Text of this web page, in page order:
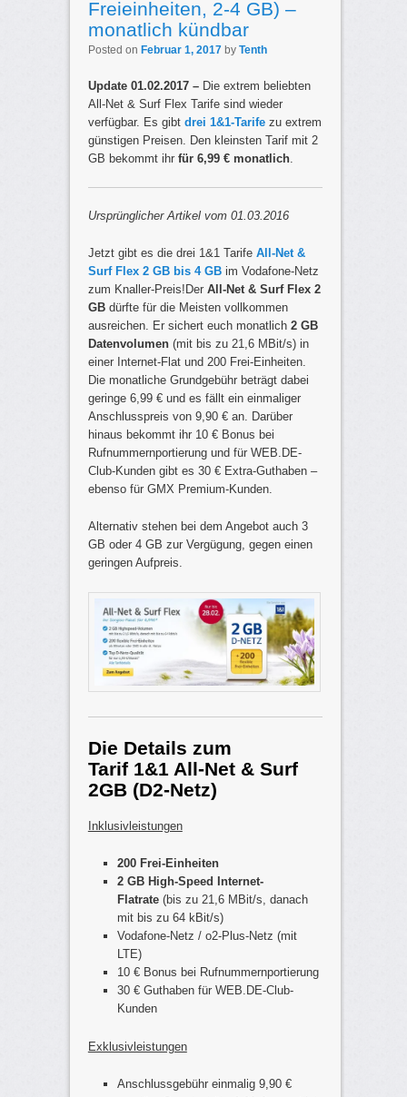
Freieinheiten, 2-4 GB) –
monatlich kündbar
Posted on Februar 1, 2017 by Tenth
Update 01.02.2017 – Die extrem beliebten
All-Net & Surf Flex Tarife sind wieder
verfügbar. Es gibt drei 1&1-Tarifezu extrem
günstigen Preisen. Den kleinsten Tarif mit 2
GB bekommt ihr für 6,99 € monatlich.
Ursprünglicher Artikel vom 01.03.2016
Jetzt gibt es die drei 1&1 Tarife All-Net &
Surf Flex 2 GB bis 4 GB im Vodafone-Netz
zum Knaller-Preis!Der All-Net & Surf Flex 2
GB dürfte für die Meisten vollkommen
ausreichen. Er sichert euch monatlich 2 GB
Datenvolumen(mit bis zu 21,6 MBit/s) in
einer Internet-Flat und 200 Frei-Einheiten.
Die monatliche Grundgebühr beträgt dabei
geringe 6,99 € und es fällt ein einmaliger
Anschlusspreis von 9,90 € an. Darüber
hinaus bekommt ihr 10 € Bonus bei
Rufnummernportierung und für WEB.DE-
Club-Kunden gibt es 30 € Extra-Guthaben –
ebenso für GMX Premium-Kunden.
Alternativ stehen bei dem Angebot auch 3
GB oder 4 GB zur Vergügung, gegen einen
geringen Aufpreis.
Die Details zum
Tarif 1&1 All-Net & Surf
2GB (D2-Netz)
Inklusivleistungen
200 Frei-Einheiten
2 GB High-Speed Internet-
Flatrate (bis zu 21,6 MBit/s, danach
mit bis zu 64 kBit/s)
Vodafone-Netz / o2-Plus-Netz (mit
LTE)
10 € Bonus bei Rufnummernportierung
30 € Guthaben für WEB.DE-Club-
Kunden
Exklusivleistungen
Anschlussgebühr einmalig 9,90 €